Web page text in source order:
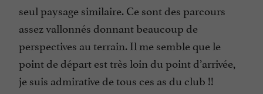
seul paysage similaire. Ce sont des parcours
assez vallonnés donnant beaucoup de
perspectives au terrain. Il me semble que le
point de départ est très loin du point d’arrivée,
je suis admirative de tous ces as du club !!